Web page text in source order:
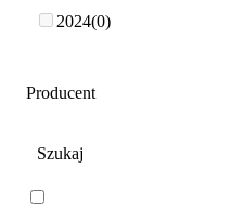
2024 0
Producent